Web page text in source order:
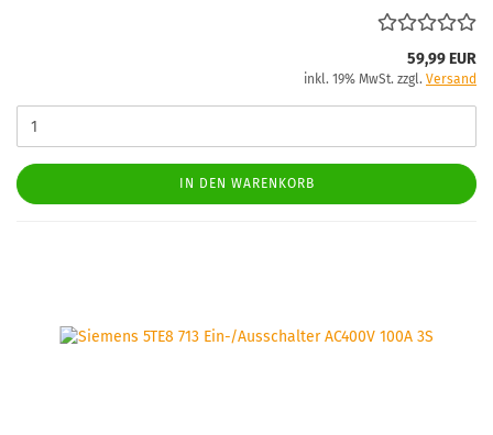
59,99 EUR
inkl. 19% MwSt. zzgl. Versand
IN DEN WARENKORB